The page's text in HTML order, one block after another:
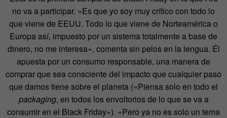
no va a participar. «Es que yo soy muy crítico con todo lo
que viene de EEUU. Todo lo que viene de Norteamérica o
Europa así, impuesto por un sistema totalmente a base de
dinero, no me interesa», comenta sin pelos en la lengua. Él
apuesta por un consumo responsable, una manera de
comprar que sea consciente del impacto que cualquier paso
que damos tiene sobre el planeta («Piensa solo en todo el
packaging, en todos los envoltorios de lo que se va a
consumir en el Black Friday»). «Pero ya no es solo un tema